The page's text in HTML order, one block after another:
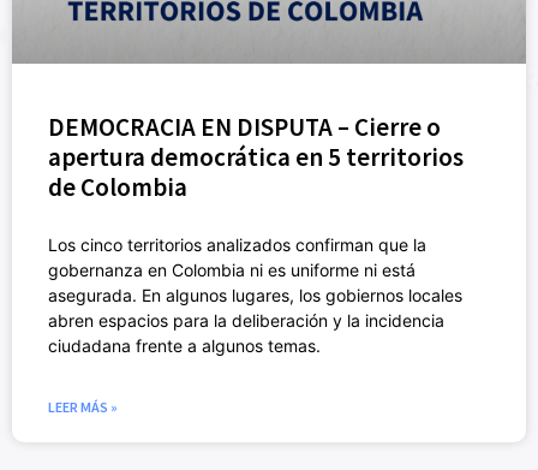
DEMOCRACIA EN DISPUTA – Cierre o
apertura democrática en 5 territorios
de Colombia
Los cinco territorios analizados confirman que la
gobernanza en Colombia ni es uniforme ni está
asegurada. En algunos lugares, los gobiernos locales
abren espacios para la deliberación y la incidencia
ciudadana frente a algunos temas.
LEER MÁS »